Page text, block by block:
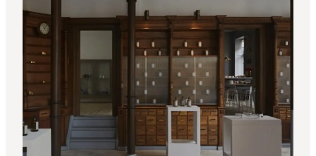
Aktiviteter
Spise og drikke
Planlegg turen din